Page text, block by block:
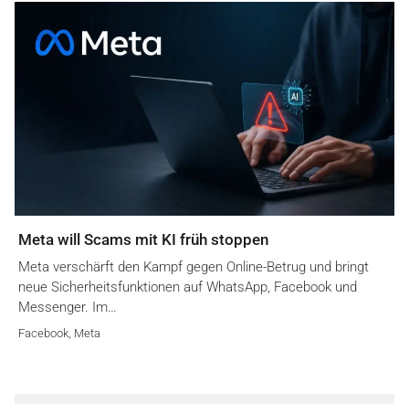
Meta will Scams mit KI früh stoppen
Meta verschärft den Kampf gegen Online-Betrug und bringt
neue Sicherheitsfunktionen auf WhatsApp, Facebook und
Messenger. Im…
Facebook, Meta